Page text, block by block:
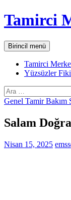
İçeriğe
atla
Tamirci
AraBirincil menü
Tamirci
Yüzsüzler
Arama:
Genel Tamir Bakım
Salam
Nisan 15, 2025